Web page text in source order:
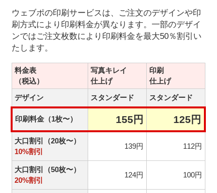
ウェブポの印刷サービスは、ご注文のデザインや印
刷方式により印刷料金が異なります。一部のデザイ
ンではご注文枚数により印刷料金を最大50％割引い
たします。
料金表
（税込）
写真キレイ
仕上げ
印刷
仕上げ
デザイン
スタンダード スタンダード
印刷料金（1枚〜） 155円 125円
大口割引（20枚〜）
10%割引
139円 112円
大口割引（50枚〜）
20%割引
124円 100円